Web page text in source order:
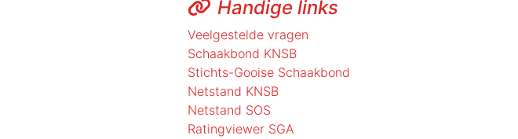
Handige links
Veelgestelde vragen
Schaakbond KNSB
Stichts-Gooise Schaakbond
Netstand KNSB
Netstand SOS
Ratingviewer SGA